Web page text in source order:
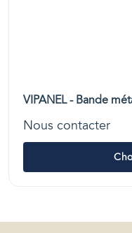
VIPANEL - Bande
Nous contacter